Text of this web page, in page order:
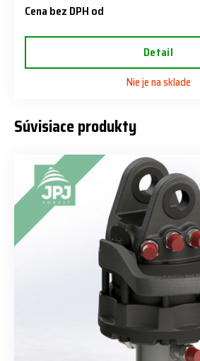
Cena bez DPH od
Detail
Nie je na sklade
Súvisiace produkty